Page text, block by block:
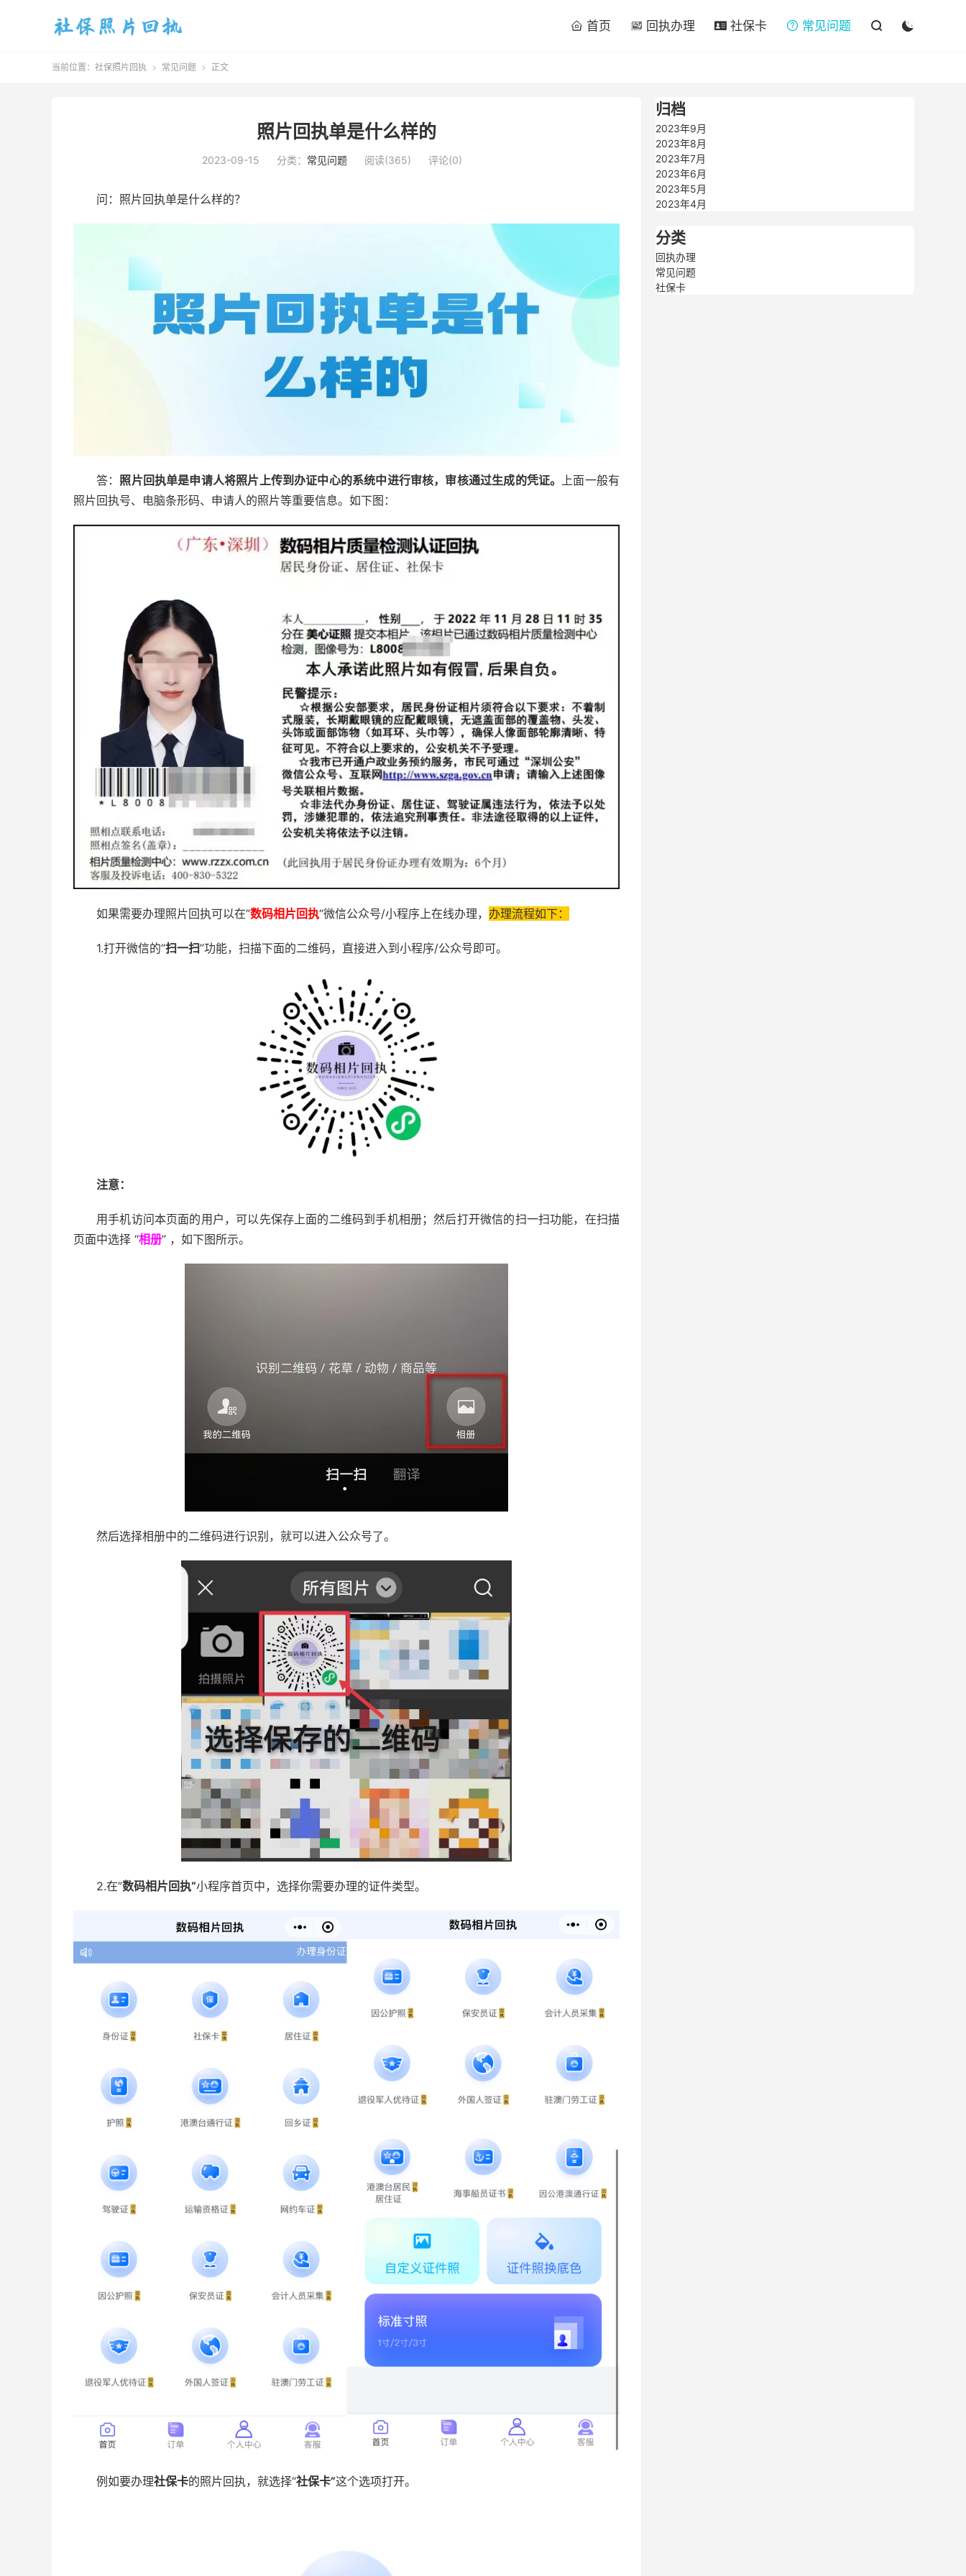
 首页  回执办理  社保卡  常见问题  
当前位置： 社保照片回执  常见问题  正文
照片回执单是什么样的
2023-09-15 分类： 常见问题 阅读(365) 评论(0)
问：照片回执单是什么样的？
答： 照片回执单是申请人将照片上传到办证中心的系统中进行审核，审核通过生成的凭证。 上面一般有
照片回执号、电脑条形码、申请人的照片等重要信息。如下图：
如果需要办理照片回执可以在”数码相片回执“微信公众号/小程序上在线办理， 办理流程如下：
1.打开微信的“扫一扫”功能，扫描下面的二维码，直接进入到小程序/公众号即可。
注意：
用手机访问本页面的用户，可以先保存上面的二维码到手机相册；然后打开微信的扫一扫功能，在扫描
页面中选择 “相册” ，如下图所示。
然后选择相册中的二维码进行识别，就可以进入公众号了。
2.在”数码相片回执“小程序首页中，选择你需要办理的证件类型。
例如要办理社保卡的照片回执，就选择“社保卡”这个选项打开。
归档
2023年9月
2023年8月
2023年7月
2023年6月
2023年5月
2023年4月
分类
回执办理
常见问题
社保卡